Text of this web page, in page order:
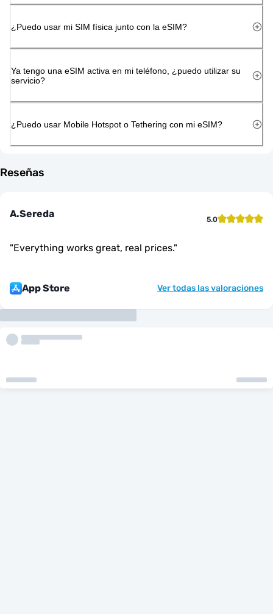
¿Puedo usar mi SIM física junto con la eSIM?
Ya tengo una eSIM activa en mi teléfono, ¿puedo utilizar su
servicio?
¿Puedo usar Mobile Hotspot o Tethering con mi eSIM?
Reseñas
A.Sereda 5.0
"Everything works great, real prices."
App Store Ver todas las valoraciones